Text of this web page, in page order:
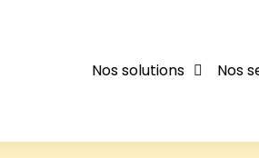
Nos solutions Nos